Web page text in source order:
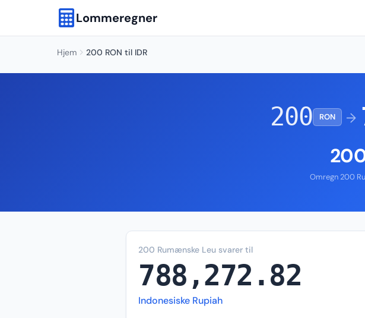
Lommeregner
Hjem 200 RON til IDR
200 RON →
Omregn 200
200 Rumænske Leu svarer til
788,272.82
Indonesiske Rupiah